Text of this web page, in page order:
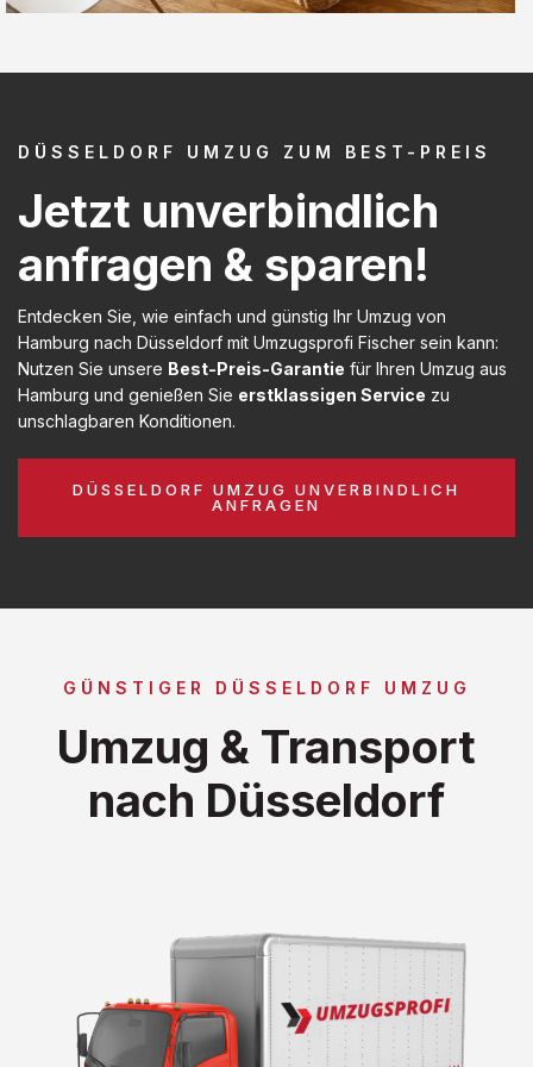
DÜSSELDORF UMZUG ZUM BEST-PREIS
Jetzt unverbindlich
anfragen & sparen!
Entdecken Sie, wie einfach und günstig Ihr Umzug von
Hamburg nach Düsseldorf mit Umzugsprofi Fischer sein kann:
Nutzen Sie unsere Best-Preis-Garantie für Ihren Umzug aus
Hamburg und genießen Sie erstklassigen Service zu
unschlagbaren Konditionen.
DÜSSELDORF UMZUG UNVERBINDLICH
ANFRAGEN
GÜNSTIGER DÜSSELDORF UMZUG
Umzug & Transport
nach Düsseldorf